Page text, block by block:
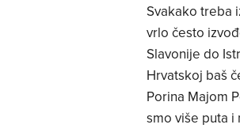
Svakako treba
vrlo često
Slavonije do
Hrvatskoj baš
Porina Majom
smo više puta i